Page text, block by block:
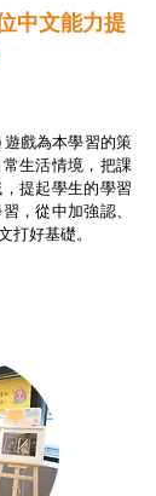
中文能力提
遊戲為本學習的策
生活情境，把課
提起學生的學習
，從中加強認、
打好基礎。